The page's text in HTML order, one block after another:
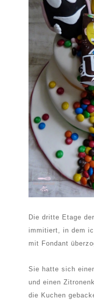
Die dritte Etage
immitiert, in dem
mit Fondant
Sie hatte sich
und einen
die Kuchen